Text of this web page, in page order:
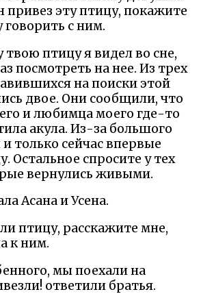
эту птицу, покажите
говорить с ним.
твою птицу я видел во сне,
посмотреть на нее. Из трех
на поиски этой
двое. Они сообщили, что
и любимца моего где-то
акула. Из-за большого
и только сейчас впервые
Остальное спросите у тех
вернулись живыми.
Асана и Усена.
птицу, расскажите мне,
к ним.
мы поехали на
ответили братья.